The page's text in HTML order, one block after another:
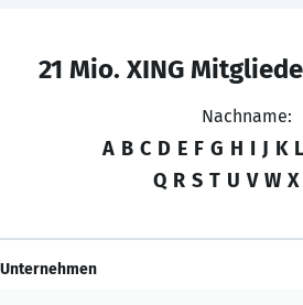
21 Mio. XING
Nachname:
A B C D E F G H I J K L
Q R S T U V W X
Unternehmen